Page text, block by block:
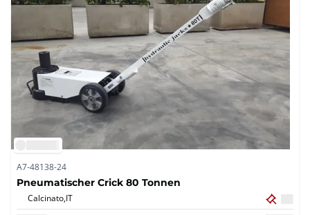
A7-48138-24
Pneumatischer Crick 80 Tonnen
Calcinato,IT